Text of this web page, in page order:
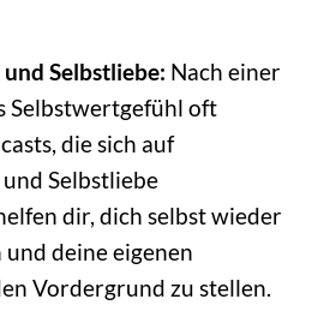
Selbstliebe: Nach einer
Selbstwertgefühl oft
die sich auf
Selbstliebe
dir, dich selbst wieder
deine eigenen
Vordergrund zu stellen.